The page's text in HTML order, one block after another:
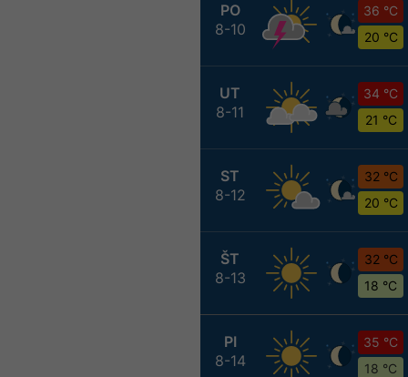
PO
8-10
36 °C
20 °C
UT
8-11
34 °C
21 °C
ST
8-12
32 °C
20 °C
ŠT
8-13
32 °C
18 °C
PI
8-14
35 °C
18 °C